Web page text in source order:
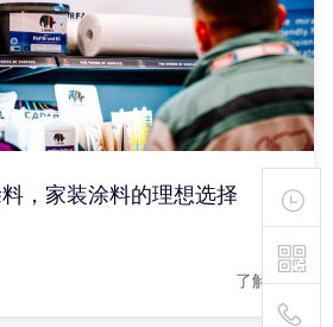
，家装涂料的理想选择
了解详情